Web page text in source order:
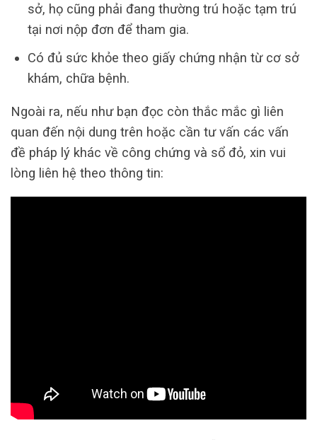
sở, họ cũng phải đang thường trú hoặc tạm trú
tại nơi nộp đơn để tham gia.
Có đủ sức khỏe theo giấy chứng nhận từ cơ sở
khám, chữa bệnh.
Ngoài ra, nếu như bạn đọc còn thắc mắc gì liên
quan đến nội dung trên hoặc cần tư vấn các vấn
đề pháp lý khác về công chứng và sổ đỏ, xin vui
lòng liên hệ theo thông tin: